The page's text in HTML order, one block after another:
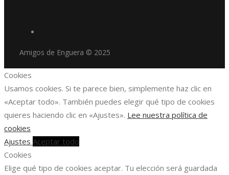
Amigos de Enguera © 2025
Cookies
Usamos cookies. Si te parece bien, simplemente haz clic en
«Aceptar todo». También puedes elegir qué tipo de cookies
quieres haciendo clic en «Ajustes». Lee nuestra política de
cookies
Ajustes Aceptar todo
Cookies
Elige qué tipo de cookies aceptar. Tu elección será guardada